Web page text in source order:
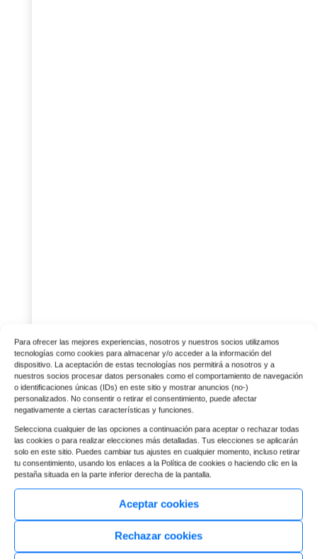
Para ofrecer las mejores experiencias, nosotros y nuestros socios utilizamos
tecnologías como cookies para almacenar y/o acceder a la información del
dispositivo. La aceptación de estas tecnologías nos permitirá a nosotros y a
nuestros socios procesar datos personales como el comportamiento de navegación
o identificaciones únicas (IDs) en este sitio y mostrar anuncios (no-)
personalizados. No consentir o retirar el consentimiento, puede afectar
negativamente a ciertas características y funciones.
Selecciona cualquier de las opciones a continuación para aceptar o rechazar todas
las cookies o para realizar elecciones más detalladas. Tus elecciones se aplicarán
solo en este sitio. Puedes cambiar tus ajustes en cualquier momento, incluso retirar
tu consentimiento, usando los enlaces a la Política de cookies o haciendo clic en la
pestaña situada en la parte inferior derecha de la pantalla.
Aceptar cookies
Rechazar cookies